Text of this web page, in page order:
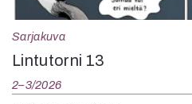
Sarjakuva
Lintutorni 13
2–3/2026